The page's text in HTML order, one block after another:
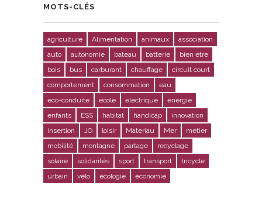
MOTS-CLÉS
agriculture Alimentation animaux
association
auto
autonomie bateau batterie
bien etre
bois
bus carburant chauffage
circuit court
comportement
consommation
eau
eco-conduite
ecole electrique
energie
enfants
ESS habitat handicap
innovation
insertion
JO loisir Materiau Mer
metier
mobilité
montagne partage
recyclage
solaire
solidarités sport transport
tricycle
urbain
vélo écologie économie